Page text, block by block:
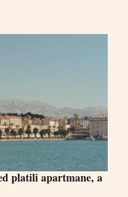
platili apartmane, a